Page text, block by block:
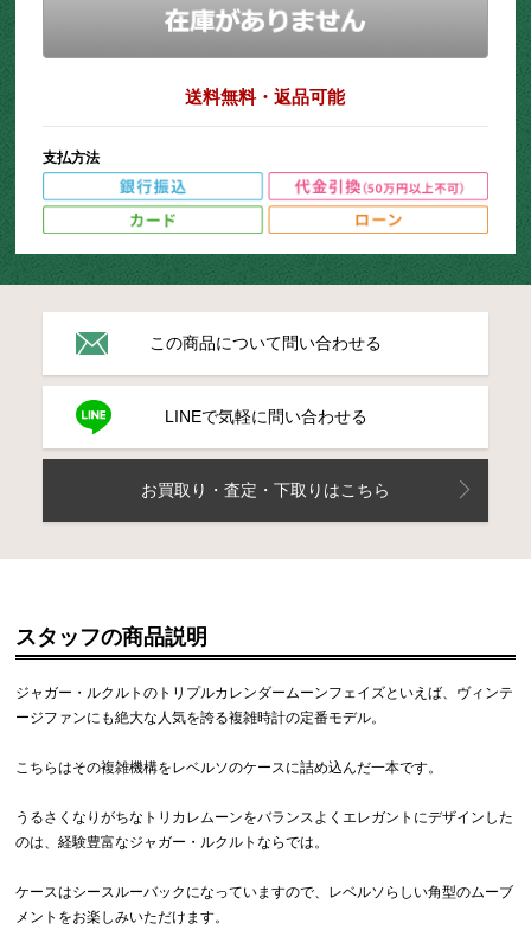
送料無料・返品可能
支払方法
この商品について問い合わせる
LINEで気軽に問い合わせる
お買取り・査定・下取りはこちら
スタッフの商品説明
ジャガー・ルクルトのトリプルカレンダームーンフェイズといえば、ヴィンテ
ージファンにも絶大な人気を誇る複雑時計の定番モデル。
こちらはその複雑機構をレベルソのケースに詰め込んだ一本です。
うるさくなりがちなトリカレムーンをバランスよくエレガントにデザインした
のは、経験豊富なジャガー・ルクルトならでは。
ケースはシースルーバックになっていますので、レベルソらしい角型のムーブ
メントをお楽しみいただけます。